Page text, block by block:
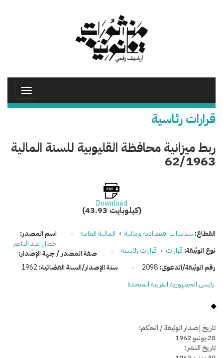
Toggle
قرارات رئاسية
ربط ميزانية محافظة القليوبية للسنة المالية
62/1963
Download
(43.93 كيلوبايت)
القطاع: سياسات اقتصادية ومالية › المالية العامة
نوع الوثيقة: قرارات › قرارات رئاسية
رقم الوثيقة/الدعوى:2098 سنة الإصدار/السنة القضائية: 1962
اسم المصدر:
جمال عبد الناصر
صفة المصدر / جهة الإصدار:
رئيس الجمهورية العربية المتحدة
تاريخ إصدار الوثيقة / الحكم:
28 يونيو 1962
تاريخ النشر: